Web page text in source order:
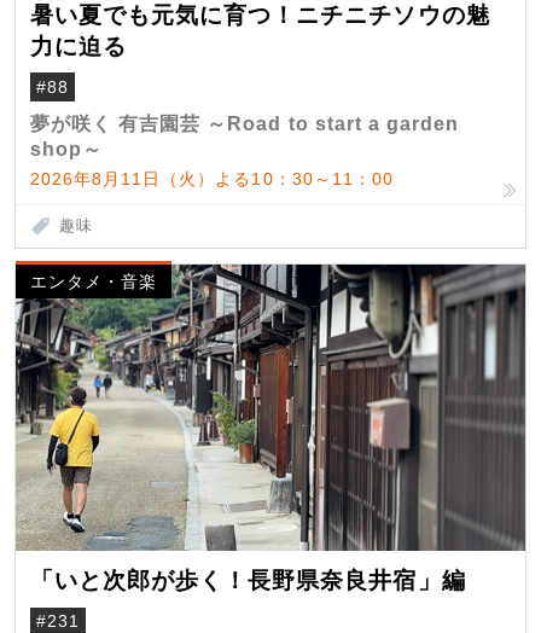
暑い夏でも元気に育つ！ニチニチソウの魅
力に迫る
#88
夢が咲く 有吉園芸 ～Road to start a garden
shop～
2026年8月11日（火）よる10：30～11：00
趣味
エンタメ・音楽
「いと次郎が歩く！長野県奈良井宿」編
#231